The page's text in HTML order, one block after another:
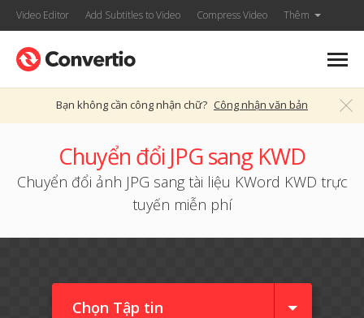
Video Editor Add Subtitles to Video Compress Video Thêm
Bạn không cần công nhận chữ? Công nhận văn bản
Chuyển đổi JPG sang KWD
Chuyển đổi ảnh JPG sang tài liệu KWord KWD trực
tuyến miễn phí
Chọn Tập tin